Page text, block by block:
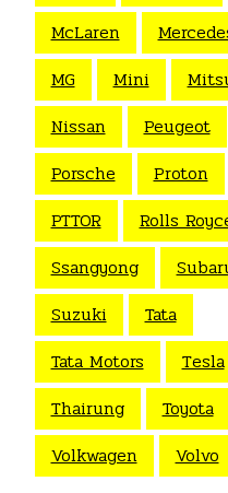
McLaren
MG
Mini
Nissan
Peugeot
Porsche
Proton
PTTOR
Rolls
Ssangyong
Suzuki
Tata
Tata Motors
Tesla
Thairung
Toyota
Volkwagen
Volvo